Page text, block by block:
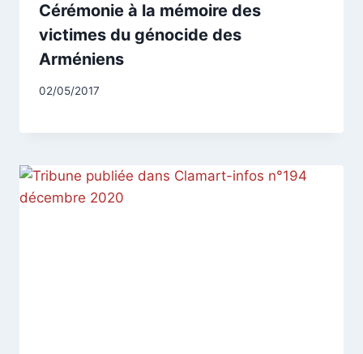
Cérémonie à la mémoire des
victimes du génocide des
Arméniens
Par
02/05/2017